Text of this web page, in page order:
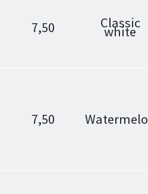
7,50 Classic
white
7,50